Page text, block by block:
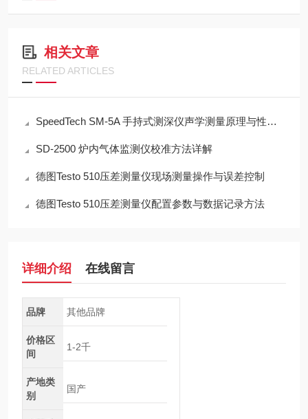
相关文章
RELATED ARTICLES
SpeedTech SM-5A 手持式测深仪声学测量原理与性能分析
SD-2500 炉内气体监测仪校准方法详解
德图Testo 510压差测量仪现场测量操作与误差控制
德图Testo 510压差测量仪配置参数与数据记录方法
详细介绍 在线留言
品牌 其他品牌
价格区
间
1-2千
产地类
别
国产